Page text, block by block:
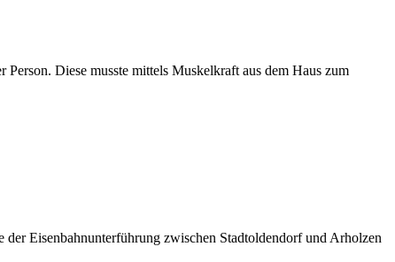
Diese musste mittels Muskelkraft aus dem Haus zum
Eisenbahnunterführung zwischen Stadtoldendorf und Arholzen